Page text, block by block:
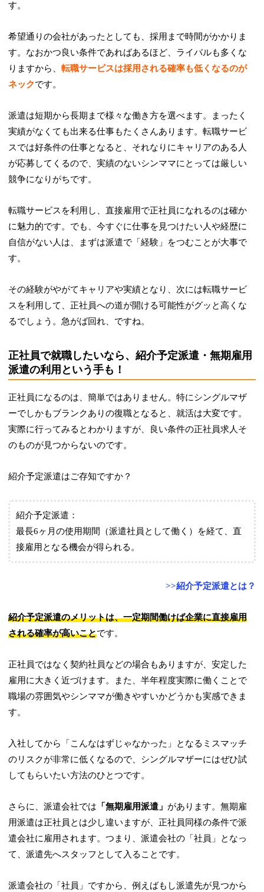
す。
希望通りの会社があったとしても、採用まで時間がかかりま
す。なおかつ良い条件であればあるほど、ライバルも多くな
りますから、転職サービスは採用される確率も低くなるのが
ネックです。
派遣は短期から長期まで様々な働き方を選べます。まったく
実績がなくても出来る仕事もたくさんあります。転職サービ
スでは好条件の仕事となると、それなりにキャリアのある人
が応募してくるので、実績のないシンママにとっては厳しい
競争になりがちです。
転職サービスを利用し、直接雇用で正社員になれるのは確か
に魅力的です。でも、今すぐに仕事を見つけたい人や経歴に
自信がない人は、まずは派遣で「経験」をつむことが大事で
す。
その経験がやがてキャリアや実績となり、次には転職サービ
スを利用して、正社員への道が開ける可能性がグッと高くな
るでしょう。急がば回れ、ですね。
正社員で就職したいなら、紹介予定派遣・無期雇用
派遣の利用という手も！
正社員になるのは、簡単ではありません。特にシングルマザ
ーでしかもブランクありの復職となると、就活は大変です。
実際に行ってみるとわかりますが、良い条件の正社員求人そ
のものが見つからないのです。
紹介予定派遣はご存知ですか？
紹介予定派遣：
最長6ヶ月の使用期間（派遣社員として働く）を経て、直
接雇用となる機会が得られる。
>>紹介予定派遣とは？
紹介予定派遣のメリットは、一定期間働けば企業に直接雇用
される確率が高いことです。
正社員ではなく契約社員などの場合もありますが、安定した
雇用に大きく近づけます。また、半年程度実際に働くことで
職場の雰囲気やシンママが働きやすいかどうかも実感できま
す。
入社してから「こんなはずじゃなかった」となるミスマッチ
のリスクが非常に低くなるので、シングルマザーにはぜひ試
してもらいたい方法のひとつです。
さらに、派遣会社では 「無期雇用派遣」 があります。無期雇
用派遣は正社員とは少し違いますが、正社員同様の条件で派
遣会社に雇用されます。つまり、派遣会社の「社員」となっ
て、派遣先へスタッフとして入ることです。
派遣会社の「社員」ですから、例えばもし派遣先が見つから